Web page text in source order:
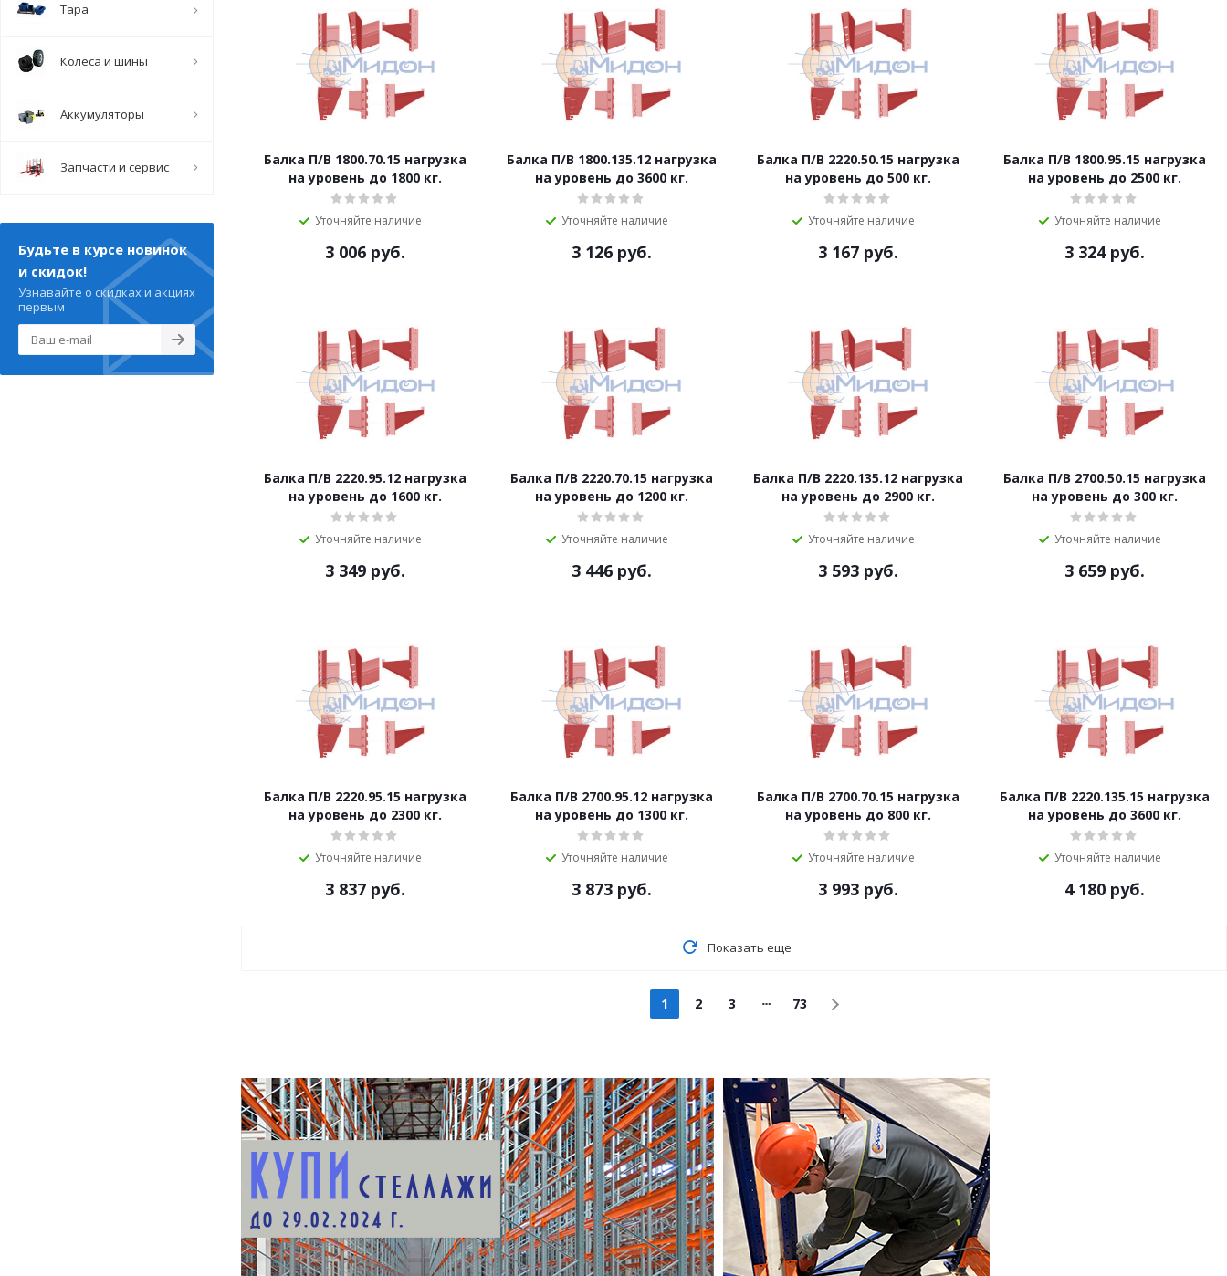
Балка П/В 1800.70.15 нагрузка
на уровень до 1800 кг.
Уточняйте наличие
3 006руб.
Балка П/B 1800.135.12 нагрузка
на уровень до 3600 кг.
Уточняйте наличие
3 126руб.
Балка П/B 2220.50.15 нагрузка
на уровень до 500 кг.
Уточняйте наличие
3 167руб.
Балка П/B 1800.95.15 нагрузка
на уровень до 2500 кг.
Уточняйте наличие
3 324руб.
Балка П/B 2220.95.12 нагрузка
на уровень до 1600 кг.
Уточняйте наличие
3 349руб.
Балка П/B 2220.70.15 нагрузка
на уровень до 1200 кг.
Уточняйте наличие
3 446руб.
Балка П/B 2220.135.12 нагрузка
на уровень до 2900 кг.
Уточняйте наличие
3 593руб.
Балка П/B 2700.50.15 нагрузка
на уровень до 300 кг.
Уточняйте наличие
3 659руб.
Балка П/B 2220.95.15 нагрузка
на уровень до 2300 кг.
Уточняйте наличие
3 837руб.
Балка П/B 2700.95.12 нагрузка
на уровень до 1300 кг.
Уточняйте наличие
3 873руб.
Балка П/B 2700.70.15 нагрузка
на уровень до 800 кг.
Уточняйте наличие
3 993руб.
Балка П/B 2220.135.15 нагрузка
на уровень до 3600 кг.
Уточняйте наличие
4 180руб.
Показать еще
1 2 3 73
Тара
Колёса и шины
Аккумуляторы
Запчасти и сервис
Будьте в курсе новинок
и скидок!
Узнавайте о скидках и акциях
первым